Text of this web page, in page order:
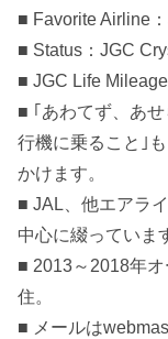
■ Favorite Airline
■ Status：JGC
■ JGC Life
■ ｢あわてず、あ
行機に乗ること｣
かけます。
■ JAL、他エアラ
中心に綴っていま
■ 2013～2018年
住。
■ メールは